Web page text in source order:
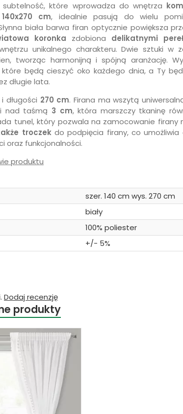
które wprowadza do wnętrza
140x270 cm, idealnie pasują do wielu
biała barwa firan optycznie powiększa
koronka zdobiona delikatnymi
unikalnego charakteru. Dwie sztuki w
tworząc harmonijną i spójną aranżację.
będą cieszyć oko każdego dnia, a Ty
długie lata.
i długości 270 cm. Firana ma wszytą
nad taśmą 3 cm, która marszczy tkaninę
tunel, który pozwala na zamocowanie firany
troczek do podpięcia firany, co umożliwia
oraz funkcjonalności.
produktu
szer. 140 cm wys. 270 cm
biały
100% poliester
+/- 5%
Dodaj recenzję
produkty